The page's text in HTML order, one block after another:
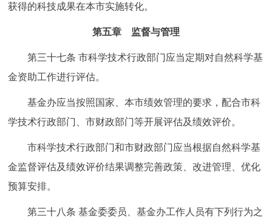
获得的科技成果在本市实施转化。
第五章 监督与管理
第三十七条 市科学技术行政部门应当定期对自然科学基
金资助工作进行评估。
基金办应当按照国家、本市绩效管理的要求，配合市科
学技术行政部门、市财政部门等开展评估及绩效评价。
市科学技术行政部门和市财政部门应当根据自然科学基
金监督评估及绩效评价结果调整完善政策、改进管理、优化
预算安排。
第三十八条 基金委委员、基金办工作人员有下列行为之